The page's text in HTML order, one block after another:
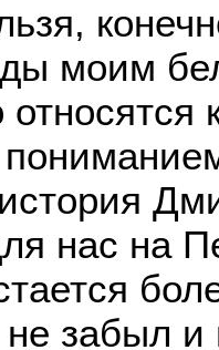
моим
нас на
не забыл